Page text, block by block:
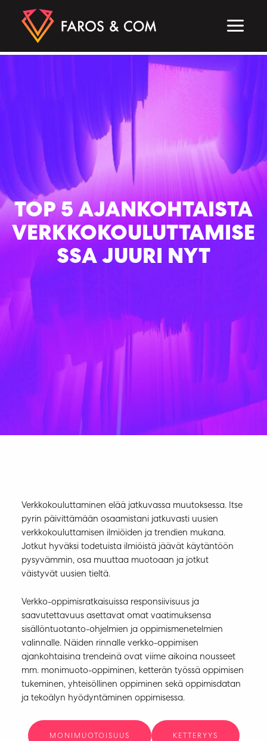
sisältöön
TOP 5 AJANKOHTAISTA
VERKKOKOULUTTAMISE
SSA JUURI NYT
Verkkokouluttaminen elää jatkuvassa muutoksessa. Itse
pyrin päivittämään osaamistani jatkuvasti uusien
verkkokouluttamisen ilmiöiden ja trendien mukana.
Jotkut hyväksi todetuista ilmiöistä jäävät käytäntöön
pysyvämmin, osa muuttaa muotoaan ja jotkut
väistyvät uusien tieltä.
Verkko-oppimisratkaisuissa responsiivisuus ja
saavutettavuus asettavat omat vaatimuksensa
sisällöntuotanto-ohjelmien ja oppimismenetelmien
valinnalle. Näiden rinnalle verkko-oppimisen
ajankohtaisina trendeinä ovat viime aikoina nousseet
mm. monimuoto-oppiminen, ketterän työssä oppimisen
tukeminen, yhteisöllinen oppiminen sekä oppimisdatan
ja tekoälyn hyödyntäminen oppimisessa.
MONIMUOTOISUUS KETTERYYS